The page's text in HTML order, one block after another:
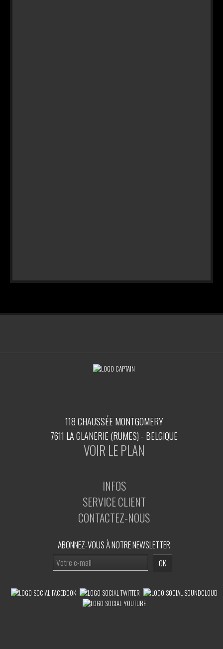
118 CHAUSSÉE MONTGOMERY
7611 LA GLANERIE (RUMES) - BELGIQUE
VOIR LE PLAN
INFOS
SERVICE CLIENT
CONTACTEZ-NOUS
ABONNEZ-VOUS À NOTRE NEWSLETTER
OK